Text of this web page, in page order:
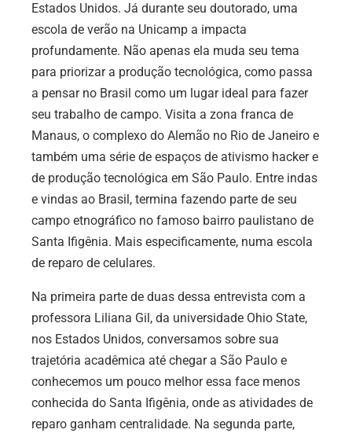
Estados Unidos. Já durante seu doutorado, uma
escola de verão na Unicamp a impacta
profundamente. Não apenas ela muda seu tema
para priorizar a produção tecnológica, como passa
a pensar no Brasil como um lugar ideal para fazer
seu trabalho de campo. Visita a zona franca de
Manaus, o complexo do Alemão no Rio de Janeiro e
também uma série de espaços de ativismo hacker e
de produção tecnológica em São Paulo. Entre indas
e vindas ao Brasil, termina fazendo parte de seu
campo etnográfico no famoso bairro paulistano de
Santa Ifigênia. Mais especificamente, numa escola
de reparo de celulares.
Na primeira parte de duas dessa entrevista com a
professora Liliana Gil, da universidade Ohio State,
nos Estados Unidos, conversamos sobre sua
trajetória acadêmica até chegar a São Paulo e
conhecemos um pouco melhor essa face menos
conhecida do Santa Ifigênia, onde as atividades de
reparo ganham centralidade. Na segunda parte,